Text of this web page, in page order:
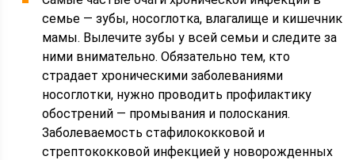
семье — зубы, носоглотка, влагалище и кишечник
мамы. Вылечите зубы у всей семьи и следите за
ними внимательно. Обязательно тем, кто
страдает хроническими заболеваниями
носоглотки, нужно проводить профилактику
обострений — промывания и полоскания.
Заболеваемость стафилококковой и
стрептококковой инфекцией у новорожденных